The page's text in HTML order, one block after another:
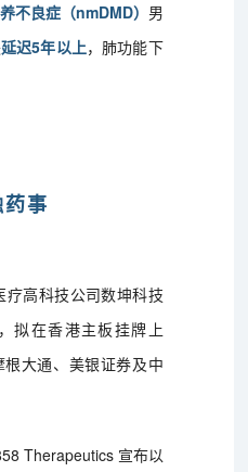
不良症（nmDMD） 男
延迟5年以上，肺功能下
事
高科技公司数坤科技
拟在香港主板挂牌上
大通、美银证券及中
Therapeutics 宣布以